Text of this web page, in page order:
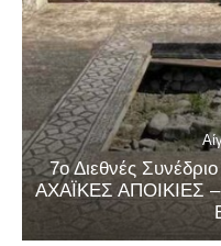
7ο Διεθνές Συνέδριο
ΑΧΑΪΚΕΣ ΑΠΟΙΚΙΕΣ –